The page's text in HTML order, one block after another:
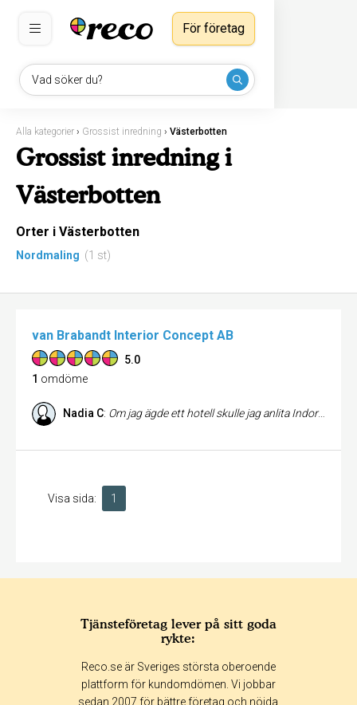
Vad söker du?
För företag
Alla kategorier › Grossist inredning › Västerbotten
Grossist inredning i
Västerbotten
Orter i Västerbotten
Nordmaling (1 st)
van Brabandt Interior Concept AB
5.0
1 omdöme
Nadia C: Om jag ägde ett hotell skulle jag anlita Indori som inredare. Indori säljer ett helhetskoncept. Stilen är asiatisk, här hittar du stora, gedigna trämöbler, väggdekorationer för hem med rymd och högt i tak. Vackra kuddar i skimrande tyger, lampor och lyktor av de mer unika slagen. Kort och gott så kan man säga att om du är ute efter något unikt, om du vill vara ensam om något så får du inte missa Indori. Det enda negativa är att priserna ligger i den övre klassen, men dem får ändå bästa betyget eftersom utbudet är stort, personalen är kunnig och inspirationen är ju gratis.
Visa sida: 1
Tjänsteföretag lever på sitt goda
rykte:
Reco.se är Sveriges största oberoende
plattform för kundomdömen. Vi jobbar
sedan 2007 för bättre företag och nöjda